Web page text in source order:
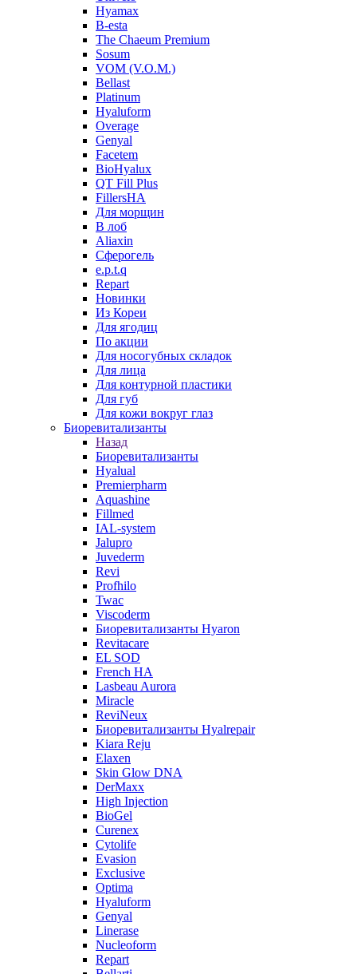
Hyamax
B-esta
The Chaeum Premium
Sosum
VOM (V.O.M.)
Bellast
Platinum
Hyaluform
Overage
Genyal
Facetem
BioHyalux
QT Fill Plus
FillersHA
Для морщин
В лоб
Aliaxin
Сферогель
e.p.t.q
Repart
Новинки
Из Кореи
Для ягодиц
По акции
Для носогубных складок
Для лица
Для контурной пластики
Для губ
Для кожи вокруг глаз
Биоревитализанты
Назад
Биоревитализанты
Hyalual
Premierpharm
Aquashine
Fillmed
IAL-system
Jalupro
Juvederm
Revi
Profhilo
Twac
Viscoderm
Биоревитализанты Hyaron
Revitacare
EL SOD
French HA
Lasbeau Aurora
Miracle
ReviNeux
Биоревитализанты Hyalrepair
Kiara Reju
Elaxen
Skin Glow DNA
DerMaxx
High Injection
BioGel
Curenex
Cytolife
Evasion
Exclusive
Optima
Hyaluform
Genyal
Linerase
Nucleoform
Repart